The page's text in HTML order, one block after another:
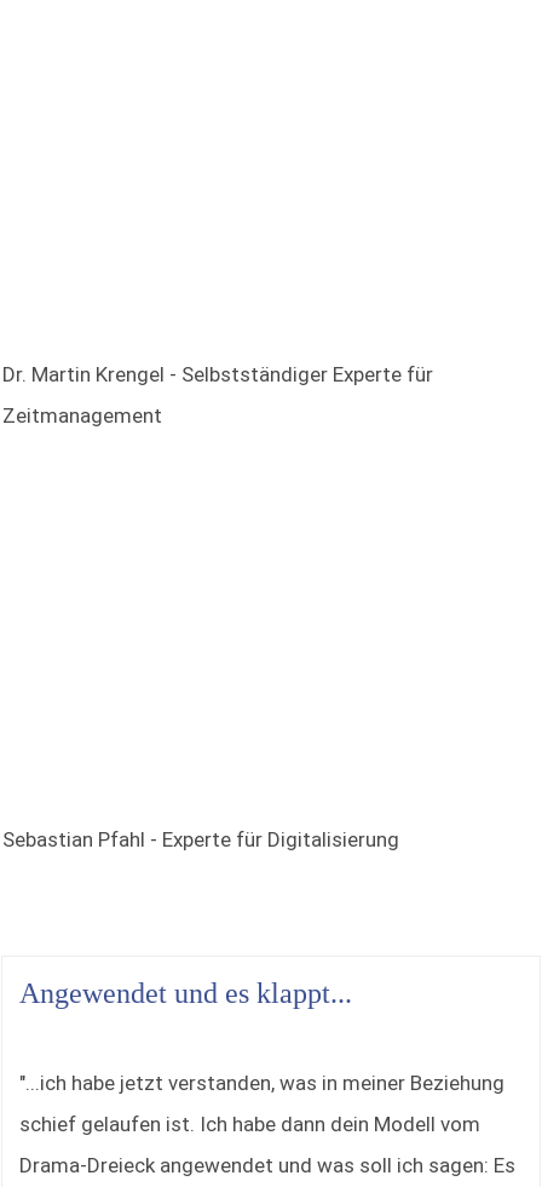
Dr. Martin Krengel - Selbstständiger Experte für
Zeitmanagement
Sebastian Pfahl - Experte für Digitalisierung
Angewendet und es klappt...
"...ich habe jetzt verstanden, was in meiner Beziehung
schief gelaufen ist. Ich habe dann dein Modell vom
Drama-Dreieck angewendet und was soll ich sagen: Es